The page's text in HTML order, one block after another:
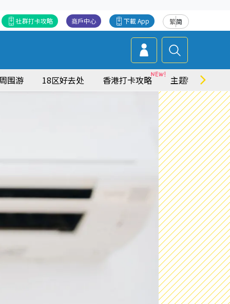
繁简
下載 App
商戶中心
社群打卡攻略
围游 18区好去处 香港打卡攻略 主题特集